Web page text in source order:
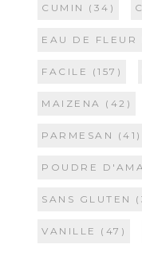
CUMIN (34)
EAU DE FLEUR
FACILE (157)
MAIZENA (42)
PARMESAN (41)
POUDRE
SANS GLUTEN
VANILLE (47)